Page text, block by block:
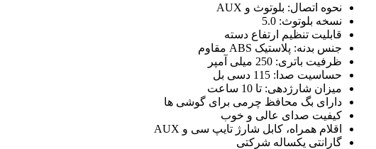
نحوه اتصال: بلوتوث و AUX
نسخه بلوتوث: 5.0
قابلیت تنظیم ارتفاع دسته
جنس بدنه: پلاستیک ABS مقاوم
ظرفیت باتری: 250 میلی آمپر
حساسیت صدا: 115 دسی بل
میزان شارژدهی: تا 10 ساعت
دارای بگ محافظ چرمی برای گوشی ها
کیفیت صدای عالی و خوب
اقلام همراه، کابل شارژ تایپ سی و AUX
گارانتی یکساله شرکتی